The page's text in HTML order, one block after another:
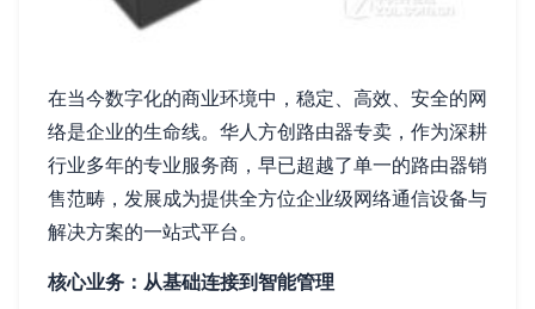
在当今数字化的商业环境中，稳定、高效、安全的网
络是企业的生命线。华人方创路由器专卖，作为深耕
行业多年的专业服务商，早已超越了单一的路由器销
售范畴，发展成为提供全方位企业级网络通信设备与
解决方案的一站式平台。
核心业务：从基础连接到智能管理